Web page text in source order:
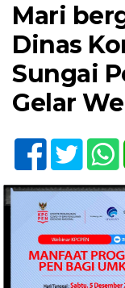
Mari
Dinas
Sungai
Gelar